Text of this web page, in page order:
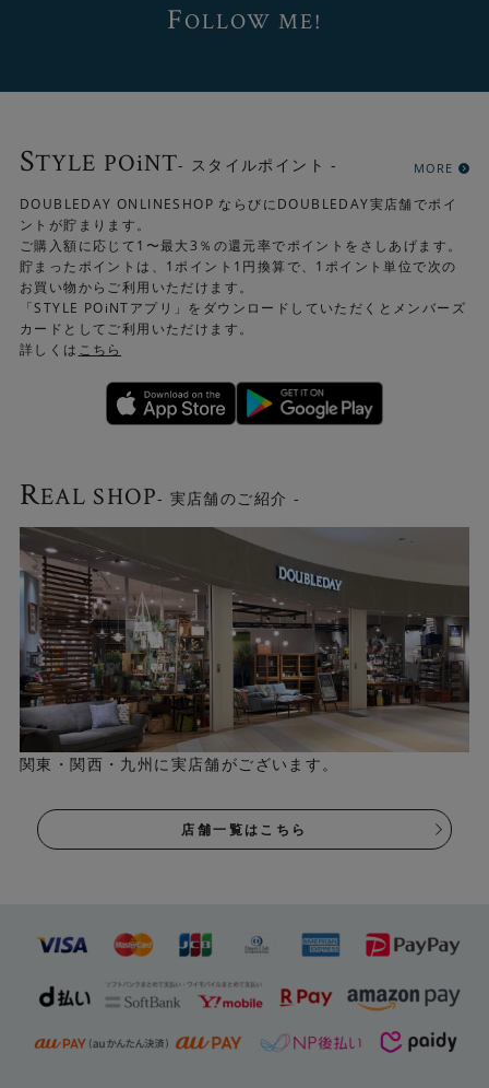
FOLLOW ME!
STYLE POiNT- スタイルポイント - MORE
DOUBLEDAY ONLINESHOP ならびにDOUBLEDAY実店舗でポイ
ントが貯まります。
ご購入額に応じて1〜最大3％の還元率でポイントをさしあげます。
貯まったポイントは、1ポイント1円換算で、1ポイント単位で次の
お買い物からご利用いただけます。
「STYLE POiNTアプリ」をダウンロードしていただくとメンバーズ
カードとしてご利用いただけます。
詳しくは こちら
REAL SHOP- 実店舗のご紹介 -
関東・関西・九州に実店舗がございます。
店舗一覧はこちら